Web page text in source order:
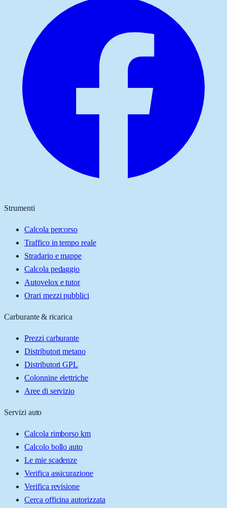
Strumenti
Calcola percorso
Traffico in tempo reale
Stradario e mappe
Calcola pedaggio
Autovelox e tutor
Orari mezzi pubblici
Carburante & ricarica
Prezzi carburante
Distributori metano
Distributori GPL
Colonnine elettriche
Aree di servizio
Servizi auto
Calcola rimborso km
Calcolo bollo auto
Le mie scadenze
Verifica assicurazione
Verifica revisione
Cerca officina autorizzata